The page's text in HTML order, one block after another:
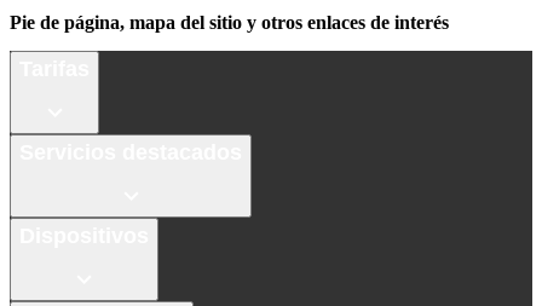
Pie de página, mapa del sitio y otros enlaces de interés